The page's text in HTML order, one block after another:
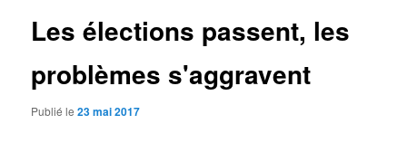
Les élections passent, les
problèmes s'aggravent
Publié le23 mai 2017